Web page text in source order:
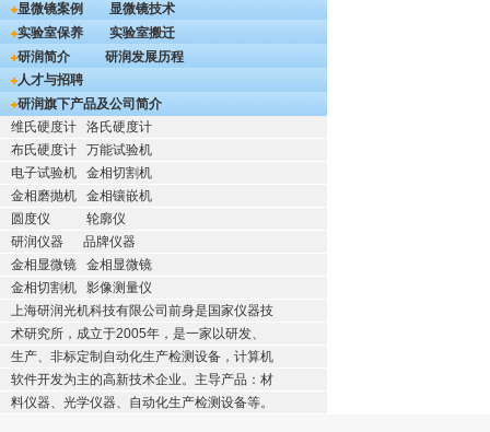
显微镜案例
显微镜技术
实验室保养
实验室搬迁
研润简介
研润发展历程
人才与招聘
研润旗下产品及公司简介
维氏硬度计
洛氏硬度计
布氏硬度计
万能试验机
电子试验机
金相切割机
金相磨抛机
金相镶嵌机
圆度仪
轮廓仪
研润仪器
品牌仪器
金相显微镜
金相显微镜
金相切割机
影像测量仪
上海研润光机科技有限公司前身是国家仪器技
术研究所，成立于2005年，是一家以研发、
生产、非标定制自动化生产检测设备，计算机
软件开发为主的高新技术企业。主导产品：材
料仪器、光学仪器、自动化生产检测设备等。